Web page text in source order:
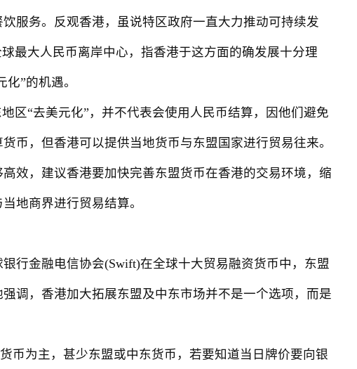
服务。反观香港，虽说特区政府一直大力推动可持续发
最大人民币离岸中心，指香港于这方面的确发展十分理
”的机遇。
“去美元化”，并不代表会使用人民币结算，因他们避免
币，但香港可以提供当地货币与东盟国家进行贸易往来。
效，建议香港要加快完善东盟货币在香港的交易环境，缩
地商界进行贸易结算。
金融电信协会(Swift)在全球十大贸易融资货币中，东盟
调，香港加大拓展东盟及中东市场并不是一个选项，而是
为主，甚少东盟或中东货币，若要知道当日牌价要向银